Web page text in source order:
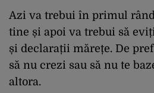
Azi va trebui în primul
tine și apoi va trebui să
și declarații mărețe. De
să nu crezi sau să nu te
altora.